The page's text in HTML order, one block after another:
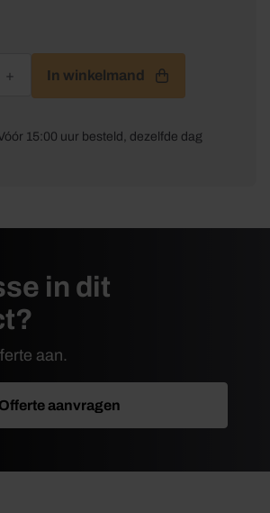
In winkelmand
15:00 uur besteld, dezelfde dag
in dit
aan.
Offerte aanvragen